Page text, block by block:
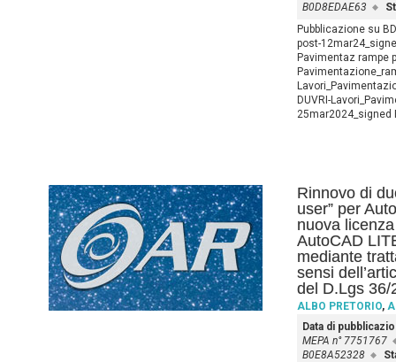
B0D8EDAE63
Pubblicazione su
post-
Pavimentaz rampe
DUVRI-
25mar2024_signed
Rinnovo di
user” per
nuova
AutoCAD
mediante
sensi
del D.Lgs 36/
ALBO PRETORIO,
Data di
MEPA n° 7751767
B0E8A52328